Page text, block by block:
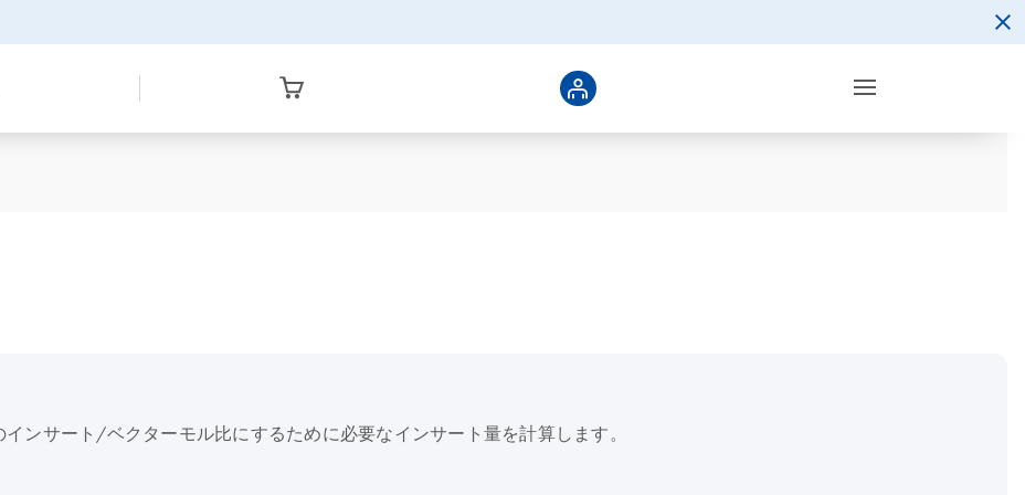
ンサート/ベクターモル比にするために必要なインサート量を計算します。